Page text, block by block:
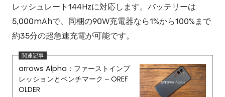
レッシュレート144Hzに対応します。バッテリーは
5,000mAhで、同梱の90W充電器なら1%から100%まで
約35分の超急速充電が可能です。
arrows Alpha：ファーストインプ
レッションとベンチマーク – OREF
OLDER